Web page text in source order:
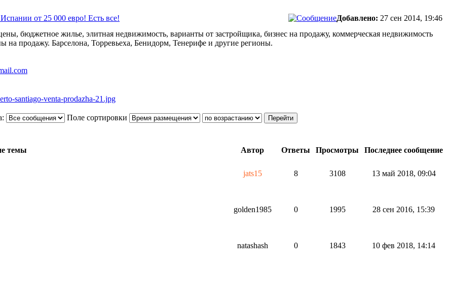
от 25 000 евро! Есть все! Добавлено: 27 сен 2014, 19:46
бюджетное жилье, элитная недвижимость, варианты от застройщика, бизнес на продажу, коммерческая недвижимость
на продажу. Барселона, Торревьеха, Бенидорм, Тенерифе и другие регионы.
Поле сортировки
темы Автор Ответы Просмотры
Последнее сообщение
jats15 8 3108 13 май 2018, 09:04
golden1985 0 1995 28 сен 2016, 15:39
natashash 0 1843 10 фев 2018, 14:14